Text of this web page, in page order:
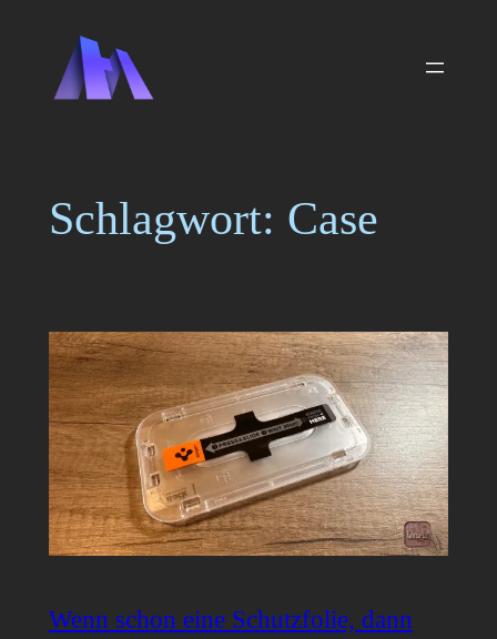
springen
Schlagwort: Case
Wenn schon eine Schutzfolie, dann